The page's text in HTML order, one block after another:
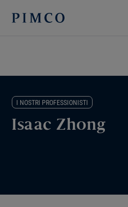
I NOSTRI PROFESSIONISTI
Isaac Zhong